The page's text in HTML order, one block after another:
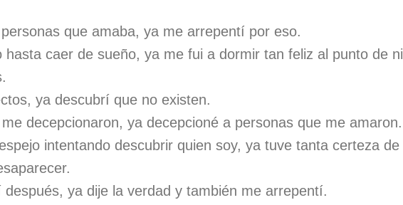
que amaba, ya me arrepentí por eso.
hasta caer de sueño, ya me fui a dormir tan feliz al punto de ni
ya descubrí que no existen.
decepcionaron, ya decepcioné a personas que me amaron.
intentando descubrir quien soy, ya tuve tanta certeza de
ya dije la verdad y también me arrepentí.